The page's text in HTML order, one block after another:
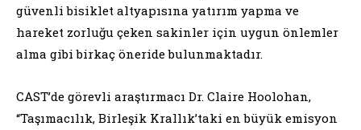
güvenli bisiklet altyapısına yatırım yapma ve
hareket zorluğu çeken sakinler için uygun önlemler
alma gibi birkaç öneride bulunmaktadır.
CAST’de görevli araştırmacı Dr. Claire Hoolohan,
“Taşımacılık, Birleşik Krallık’taki en büyük emisyon